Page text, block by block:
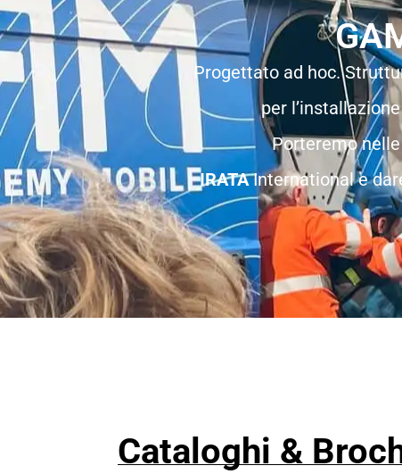
Progettato ad hoc.
per
Porteremo
IRATAInternational e
Cataloghi &